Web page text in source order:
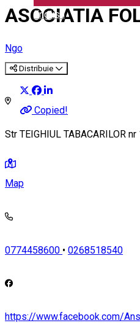
English
ASOCIATIA
Ngo
Distribuie
Copied!
Str TEIGHIUL TABACARILOR nr
Map
0774458600 • 0268518540
https://www.facebook.com/